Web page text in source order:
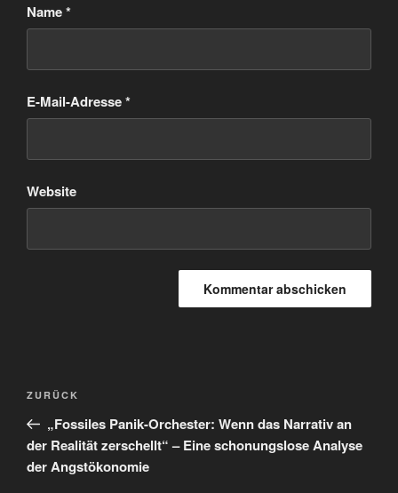
Name*
E-Mail-Adresse*
Website
Beitragsnavigation
Vorheriger
Beitrag
ZURÜCK
„Fossiles Panik-Orchester: Wenn das Narrativ an
der Realität zerschellt“ – Eine schonungslose Analyse
der Angstökonomie